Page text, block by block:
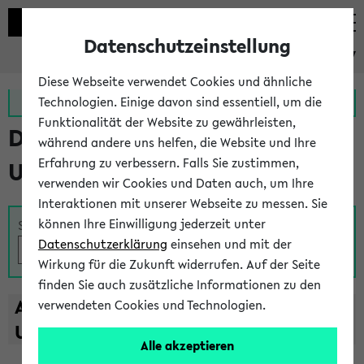
eKVV
Zur MeineUni App Zum MeineUni Portal
Das Lehrangebot der
Universität Bielefeld
Suche
A B C D E F G H I J K L M N O
U
V W X Y
Z
Datenschutzeinstellung
Diese Webseite verwendet Cookies und ähnliche
Technologien. Einige davon sind essentiell, um die
Funktionalität der Website zu gewährleisten,
während andere uns helfen, die Website und Ihre
Erfahrung zu verbessern. Falls Sie zustimmen,
verwenden wir Cookies und Daten auch, um Ihre
Interaktionen mit unserer Webseite zu messen. Sie
können Ihre Einwilligung jederzeit unter
Datenschutzerklärung einsehen und mit der
Wirkung für die Zukunft widerrufen. Auf der Seite
finden Sie auch zusätzliche Informationen zu den
verwendeten Cookies und Technologien.
Alle akzeptieren